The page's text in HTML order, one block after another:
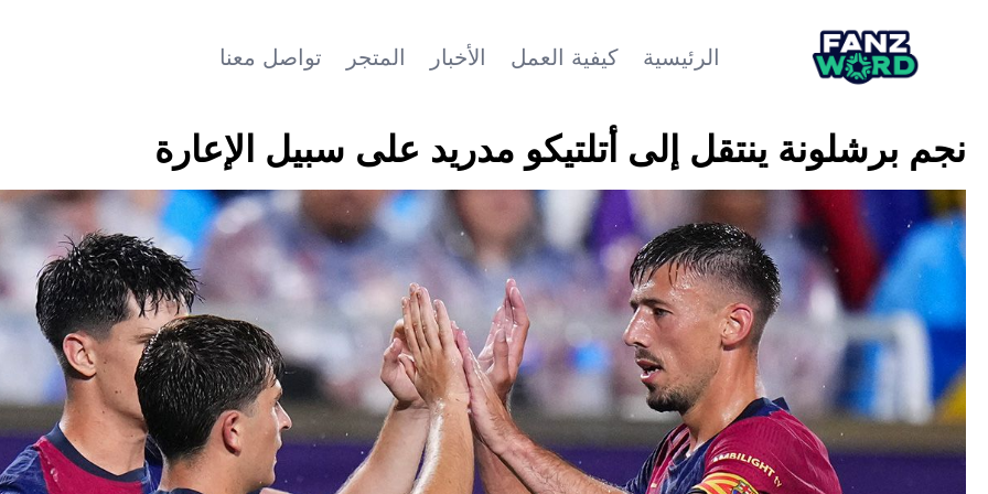
الرئيسية كيفية العمل الأخبار المتجر تواصل معنا
نجم برشلونة ينتقل إلى أتلتيكو مدريد على سبيل الإعارة